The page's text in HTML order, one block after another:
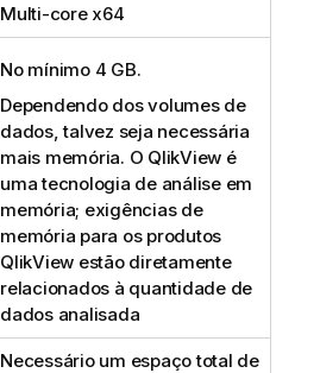
Multi-core x64
No mínimo 4 GB.
Dependendo dos volumes de
dados, talvez seja necessária
mais memória. O QlikView é
uma tecnologia de análise em
memória; exigências de
memória para os produtos
QlikView estão diretamente
relacionados à quantidade de
dados analisada
Necessário um espaço total de